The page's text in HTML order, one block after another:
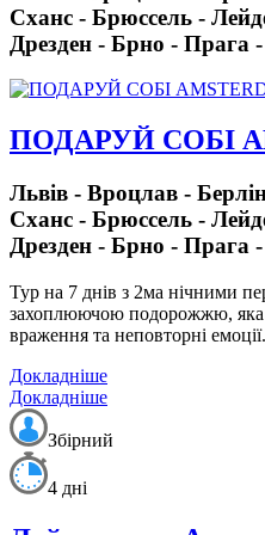
Сханс - Брюссель -
Дрезден - Брно - Прага
ПОДАРУЙ СОБІ
Львів - Вроцлав -
Сханс - Брюссель -
Дрезден - Брно - Прага
Тур на 7 днів з 2ма нічними
захоплюючою подорожжю, яка
враження та неповторні емоції.
Докладніше
Докладніше
Збірний
4 дні